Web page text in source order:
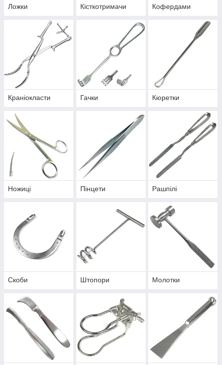
Ложки Кісткотримачи Кофердами
Краніокласти Гачки Кюретки
Ножиці Пінцети Рашпілі
Скоби Штопори Молотки